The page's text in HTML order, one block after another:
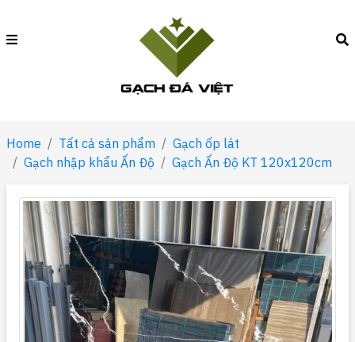
Home Tất cả sản phẩm
Gạch ốp lát
Gạch nhập khẩu Ấn Độ
Gạch Ấn Độ KT 120x120cm